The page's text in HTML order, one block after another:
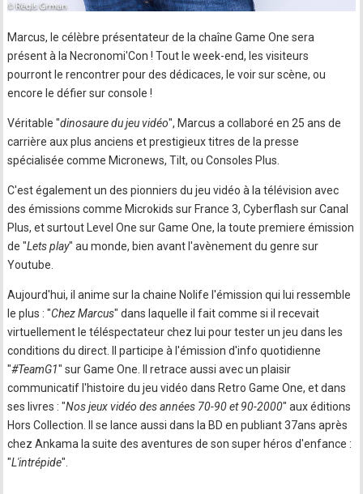
Marcus, le célèbre présentateur de la chaîne Game One sera
présent à la Necronomi'Con ! Tout le week-end, les visiteurs
pourront le rencontrer pour des dédicaces, le voir sur scène, ou
encore le défier sur console !
Véritable "dinosaure du jeu vidéo", Marcus a collaboré en 25 ans de
carrière aux plus anciens et prestigieux titres de la presse
spécialisée comme Micronews, Tilt, ou Consoles Plus.
C'est également un des pionniers du jeu vidéo à la télévision avec
des émissions comme Microkids sur France 3, Cyberflash sur Canal
Plus, et surtout Level One sur Game One, la toute premiere émission
de "Lets play" au monde, bien avant l'avènement du genre sur
Youtube.
Aujourd'hui, il anime sur la chaine Nolife l'émission qui lui ressemble
le plus : "Chez Marcus" dans laquelle il fait comme si il recevait
virtuellement le téléspectateur chez lui pour tester un jeu dans les
conditions du direct. Il participe à l'émission d'info quotidienne
"#TeamG1" sur Game One. Il retrace aussi avec un plaisir
communicatif l'histoire du jeu vidéo dans Retro Game One, et dans
ses livres : "Nos jeux vidéo des années 70-90 et 90-2000" aux éditions
Hors Collection. Il se lance aussi dans la BD en publiant 37ans après
chez Ankama la suite des aventures de son super héros d'enfance :
"L'intrépide".